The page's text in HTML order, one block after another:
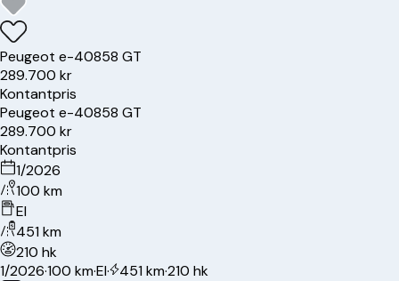
Peugeot e-40858 GT
289.700 kr
Kontantpris
Peugeot e-40858 GT
289.700 kr
Kontantpris
1/2026
100 km
El
451 km
210 hk
1/2026·100 km·El· 451 km·210 hk